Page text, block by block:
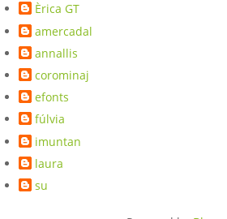
Èrica GT
amercadal
annallis
corominaj
efonts
fúlvia
imuntan
laura
su